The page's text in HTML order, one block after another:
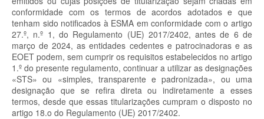
conformidade com os termos de acordos adotados e que
tenham sido notificados à ESMA em conformidade com o artigo
27.º, n.º 1, do Regulamento (UE) 2017/2402, antes de 6 de
março de 2024, as entidades cedentes e patrocinadoras e as
EOET podem, sem cumprir os requisitos estabelecidos no artigo
1.º do presente regulamento, continuar a utilizar as designações
«STS» ou «simples, transparente e padronizada», ou uma
designação que se refira direta ou indiretamente a esses
termos, desde que essas titularizações cumpram o disposto no
artigo 18.o do Regulamento (UE) 2017/2402.